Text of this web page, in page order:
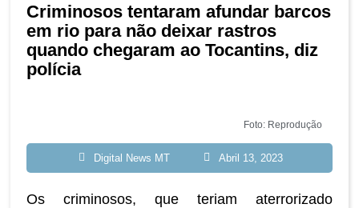
Criminosos tentaram afundar barcos
em rio para não deixar rastros
quando chegaram ao Tocantins, diz
polícia
Foto: Reprodução
Digital News MT Abril 13, 2023
Os criminosos, que teriam aterrorizado